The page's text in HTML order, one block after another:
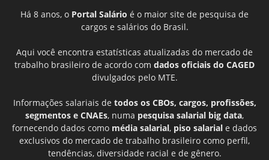
Há 8 anos, o Portal Salário é o maior site de pesquisa de
cargos e salários do Brasil.
Aqui você encontra estatísticas atualizadas do mercado de
trabalho brasileiro de acordo com dados oficiais do CAGED
divulgados pelo MTE.
Informações salariais de todos os CBOs, cargos, profissões,
segmentos e CNAEs, numa pesquisa salarial big data,
fornecendo dados como média salarial, piso salarial e dados
exclusivos do mercado de trabalho brasileiro como perfil,
tendências, diversidade racial e de gênero.